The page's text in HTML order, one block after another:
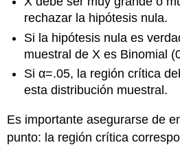
rechazar la hipótesis nula.
Si la hipótesis nula es
muestral de X es Binomial
Si α=.05, la región crítica
esta distribución muestral.
Es importante asegurarse de
punto: la región crítica